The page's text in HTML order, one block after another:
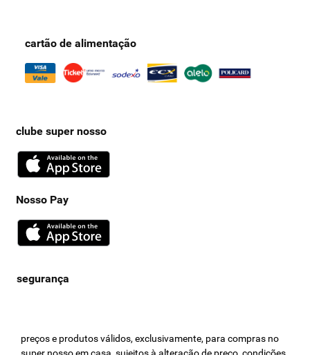
cartão de alimentação
clube super nosso
Nosso Pay
preços e produtos válidos, exclusivamente, para compras no